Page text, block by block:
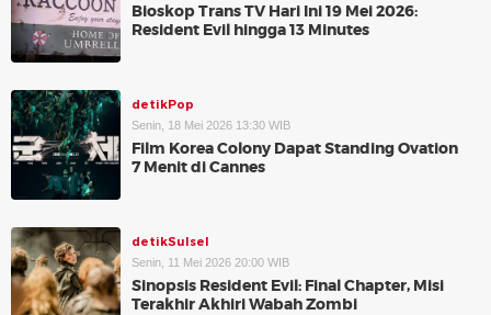
Bioskop Trans TV Hari Ini 19 Mei 2026:
Resident Evil hingga 13 Minutes
detikPop
Senin, 18 Mei 2026 13:30 WIB
Film Korea Colony Dapat Standing Ovation
7 Menit di Cannes
detikSulsel
Senin, 11 Mei 2026 20:00 WIB
Sinopsis Resident Evil: Final Chapter, Misi
Terakhir Akhiri Wabah Zombi